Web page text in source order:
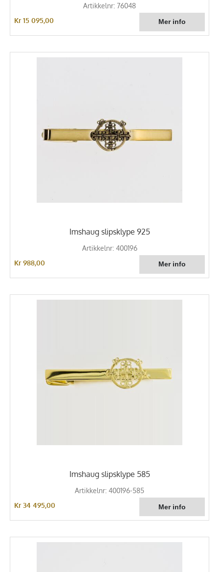
Artikkelnr: 76048
Kr 15 095,00
Imshaug slipsklype 925
Artikkelnr: 400196
Kr 988,00
Imshaug slipsklype 585
Artikkelnr: 400196-585
Kr 34 495,00